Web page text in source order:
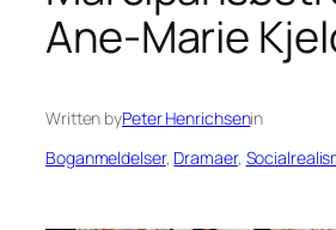
Ane-Marie
Written byPeter Henrichsenin
Boganmeldelser, Dramaer,